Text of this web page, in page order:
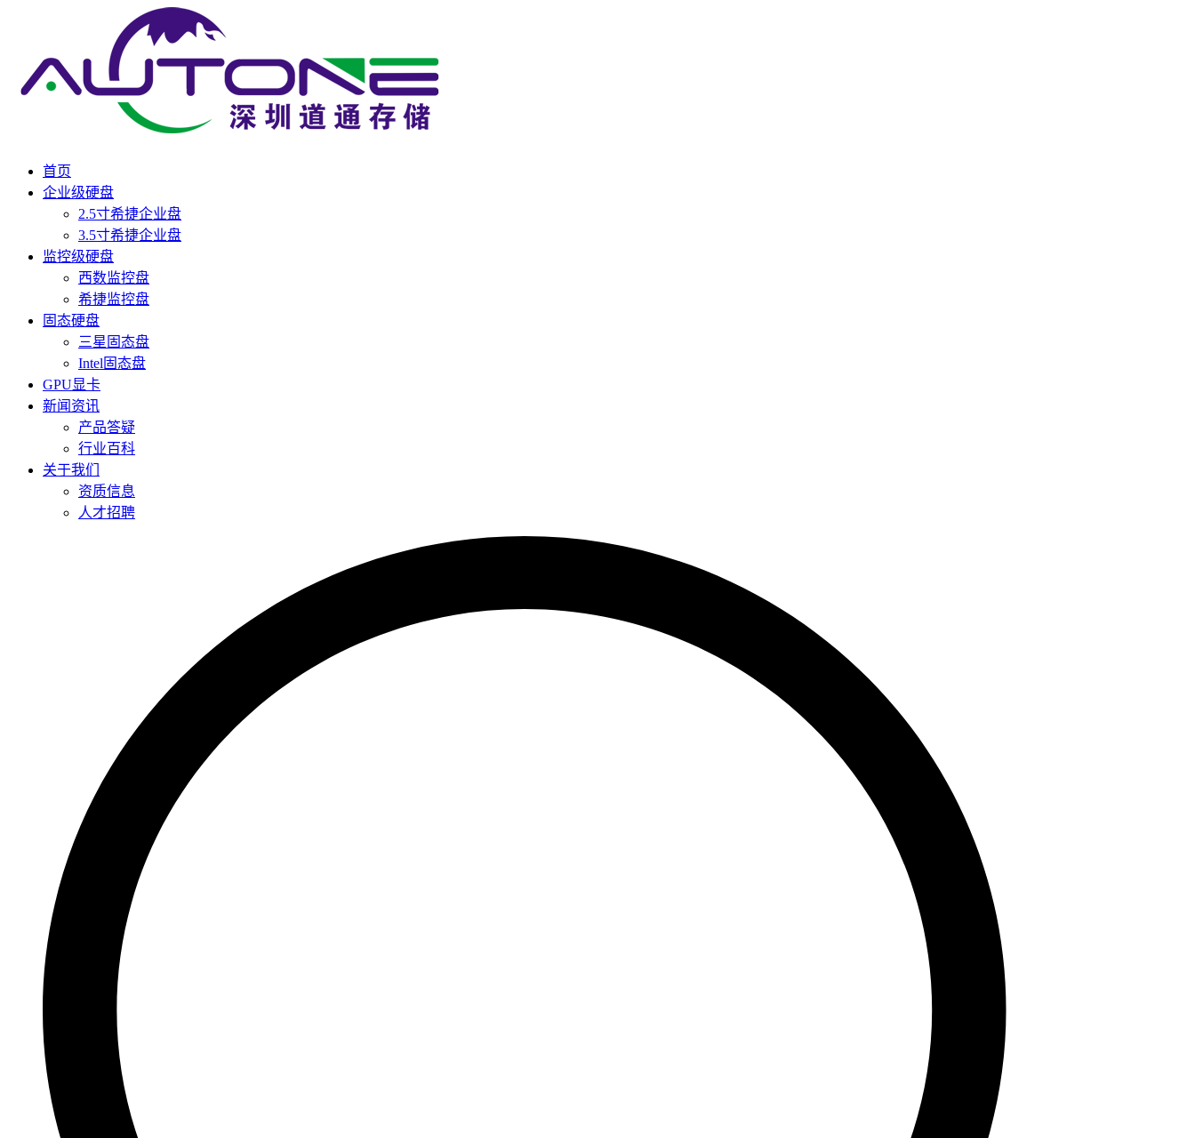
首页
企业级硬盘
2.5寸希捷企业盘
3.5寸希捷企业盘
监控级硬盘
西数监控盘
希捷监控盘
固态硬盘
三星固态盘
Intel固态盘
GPU显卡
新闻资讯
产品答疑
行业百科
关于我们
资质信息
人才招聘